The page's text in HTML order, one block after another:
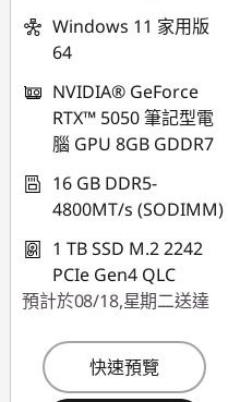
Windows 11 家用版
64
NVIDIA® GeForce
RTX™ 5050 筆記型電
腦 GPU 8GB GDDR7
16 GB DDR5-
4800MT/s (SODIMM)
1 TB SSD M.2 2242
PCIe Gen4 QLC
預計於08/18,星期二送達
快速預覽